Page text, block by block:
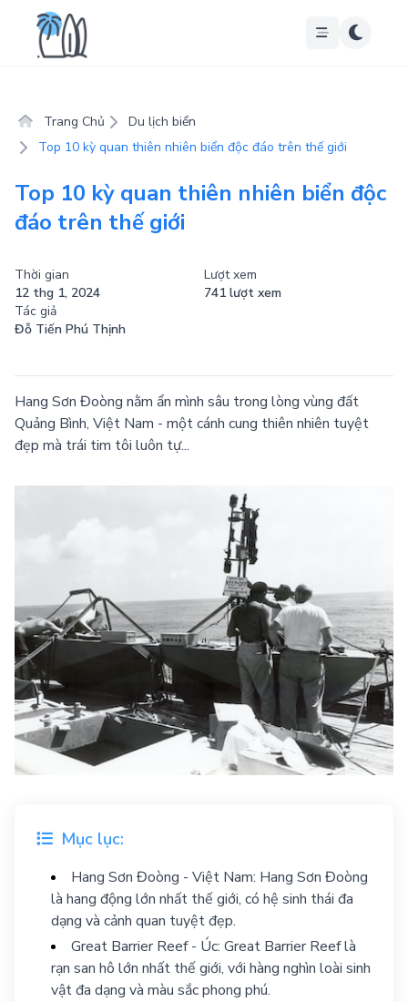
Trang Chủ
Du lịch biển
Top 10 kỳ quan thiên nhiên biển độc đáo trên thế giới
Top 10 kỳ quan thiên nhiên biển độc
đáo trên thế giới
Thời gian
12 thg 1, 2024
Lượt xem
741 lượt xem
Tác giả
Đỗ Tiến Phú Thịnh
Hang Sơn Đoòng nằm ẩn mình sâu trong lòng vùng đất
Quảng Bình, Việt Nam - một cánh cung thiên nhiên tuyệt
đẹp mà trái tim tôi luôn tự...
Mục lục:
Hang Sơn Đoòng - Việt Nam: Hang Sơn Đoòng
là hang động lớn nhất thế giới, có hệ sinh thái đa
dạng và cảnh quan tuyệt đẹp.
Great Barrier Reef - Úc: Great Barrier Reef là
rạn san hô lớn nhất thế giới, với hàng nghìn loài sinh
vật đa dạng và màu sắc phong phú.